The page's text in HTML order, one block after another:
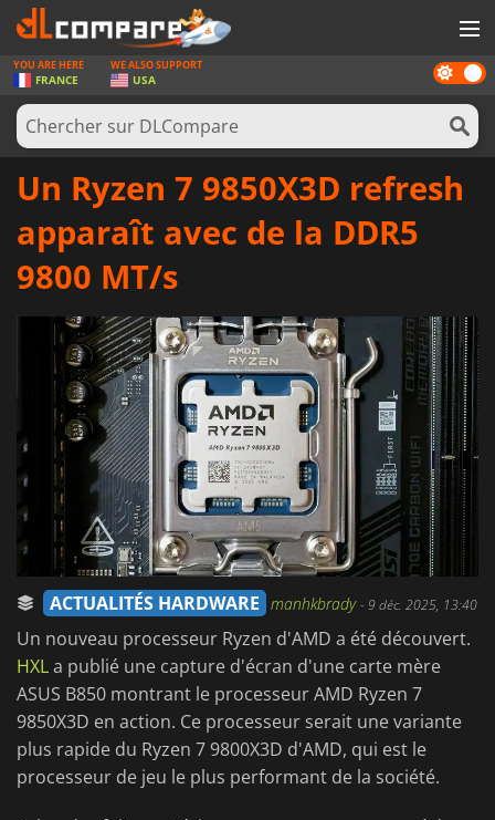
JEUX
CARTES PRÉPAYÉES
LOGICIELS
CONCOURS
MATÉRIEL
SE CONNECTER OU S'INSCRIRE
Dark
mode
YOU ARE HERE
FRANCE
WE ALSO SUPPORT
USA
Un Ryzen 7 9850X3D refresh
apparaît avec de la DDR5
9800 MT/s
ACTUALITÉS HARDWARE manhkbrady-9 déc. 2025, 13:40
Un nouveau processeur Ryzen d'AMD a été découvert.
HXLa publié une capture d'écran d'une carte mère
ASUS B850 montrant le processeur AMD Ryzen 7
9850X3D en action. Ce processeur serait une variante
plus rapide du Ryzen 7 9800X3D d'AMD, qui est le
processeur de jeu le plus performant de la société.